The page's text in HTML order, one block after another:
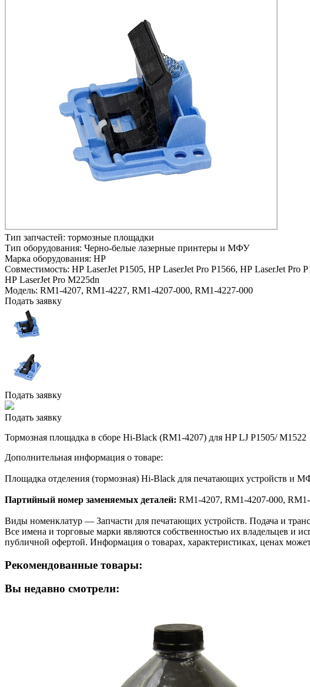
Тип запчастей: тормозные площадки
Тип оборудования: Черно-белые лазерные принтеры и МФУ
Марка оборудования: HP
Совместимость: HP LaserJet P1505, HP LaserJet Pro P1566, HP LaserJet Pro
HP LaserJet Pro M225dn
Модель: RM1-4207, RM1-4227, RM1-4207-000, RM1-4227-000
Подать заявку
Подать заявку
Подать заявку
Тормозная площадка в сборе Hi-Black (RM1-4207) для HP LJ P1505/ M1522
Дополнительная информация о товаре:
Площадка отделения (тормозная) Hi-Black для печатающих устройств и
Партийный номер заменяемых деталей: RM1-4207, RM1-4207-000,
Виды номенклатур — Запчасти для печатающих устройств. Подача и
Все имена и торговые марки являются собственностью их владельцев и
публичной офертой. Информация о товарах, характеристиках, ценах
Рекомендованные товары:
Вы недавно смотрели: